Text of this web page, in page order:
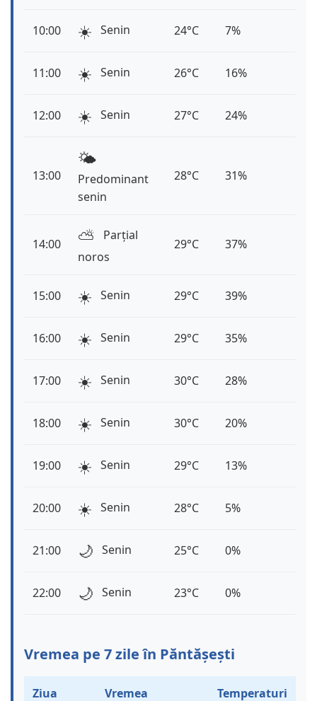
10:00 ☀️ Senin 24°C 7%
11:00 ☀️ Senin 26°C 16%
12:00 ☀️ Senin 27°C 24%
13:00
🌤️
Predominant
senin
28°C 31%
14:00 ⛅️
Parțial
noros
29°C 37%
15:00 ☀️ Senin 29°C 39%
16:00 ☀️ Senin 29°C 35%
17:00 ☀️ Senin 30°C 28%
18:00 ☀️ Senin 30°C 20%
19:00 ☀️ Senin 29°C 13%
20:00 ☀️ Senin 28°C 5%
21:00 🌙 Senin 25°C 0%
22:00 🌙 Senin 23°C 0%
Vremea pe 7 zile în Păntășești
Ziua Vremea Temperaturi